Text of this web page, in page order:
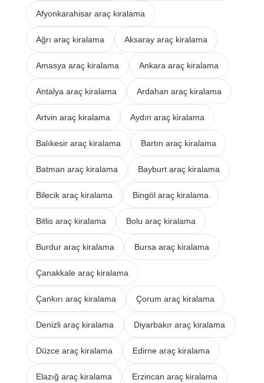
Afyonkarahisar araç kiralama
Ağrı araç kiralama Aksaray araç kiralama
Amasya araç kiralama Ankara araç kiralama
Antalya araç kiralama Ardahan araç kiralama
Artvin araç kiralama Aydın araç kiralama
Balıkesir araç kiralama Bartın araç kiralama
Batman araç kiralama Bayburt araç kiralama
Bilecik araç kiralama Bingöl araç kiralama
Bitlis araç kiralama Bolu araç kiralama
Burdur araç kiralama Bursa araç kiralama
Çanakkale araç kiralama
Çankırı araç kiralama Çorum araç kiralama
Denizli araç kiralama Diyarbakır araç kiralama
Düzce araç kiralama Edirne araç kiralama
Elazığ araç kiralama Erzincan araç kiralama